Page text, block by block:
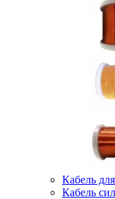
Кабель
Кабель